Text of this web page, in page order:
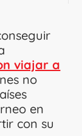
viajar a
no
en
con su